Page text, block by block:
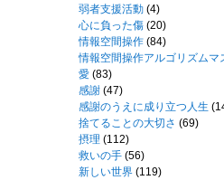
弱者支援活動 (4)
心に負った傷 (20)
情報空間操作 (84)
情報空間操作アルゴリズムマ
愛 (83)
感謝 (47)
感謝のうえに成り立つ人生
捨てることの大切さ (69)
摂理 (112)
救いの手 (56)
新しい世界 (119)